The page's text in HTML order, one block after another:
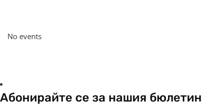
No events
Абонирайте се за нашия бюлетин